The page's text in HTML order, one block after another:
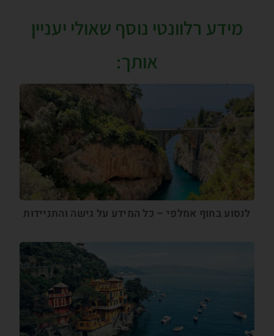
מידע רלוונטי נוסף שאולי יעניין
אותך:
לנסוע בחוף אמלפי – כל המידע על גישה והתניידות